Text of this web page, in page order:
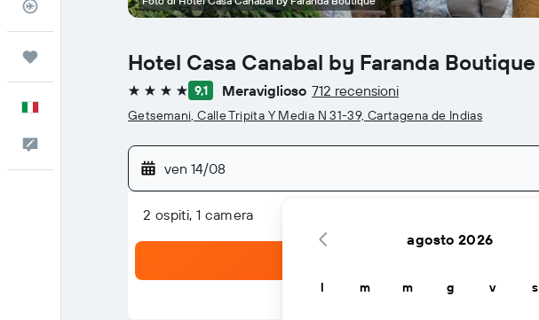
Hotel Casa Canabal by Faranda Boutique
4 stelle 9,1 Meraviglioso 712 recensioni
Getsemani, Calle Tripita Y Media N 31-39, Cartagena de Indias
ven 14/08
2 ospiti, 1 camera
agosto 2026
l m m g v s